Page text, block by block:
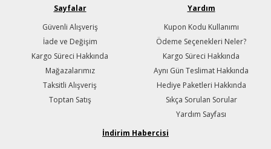
Sayfalar
Güvenli Alışveriş
İade ve Değişim
Kargo Süreci Hakkında
Mağazalarımız
Taksitli Alışveriş
Toptan Satış
Yardım
Kupon Kodu Kullanımı
Ödeme Seçenekleri Neler?
Kargo Süreci Hakkında
Aynı Gün Teslimat Hakkında
Hediye Paketleri Hakkında
Sıkça Sorulan Sorular
Yardım Sayfası
İndirim Habercisi